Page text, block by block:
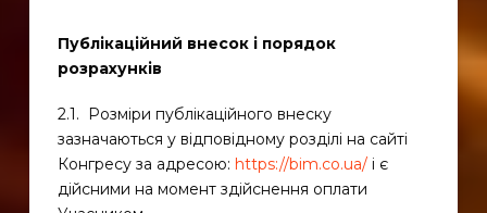
Публікаційний внесок і порядок
розрахунків
2.1. Розміри публікаційного внеску
зазначаються у відповідному розділі на сайті
Конгресу за адресою: https://bim.co.ua/і є
дійсними на момент здійснення оплати